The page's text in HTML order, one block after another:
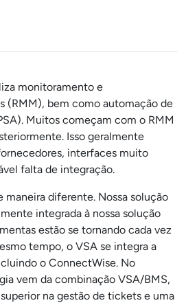
monitoramento e
(RMM), bem como automação de
Muitos começam com o RMM
Isso geralmente
interfaces muito
falta de integração.
maneira diferente. Nossa solução
integrada à nossa solução
estão se tornando cada vez
tempo, o VSA se integra a
o ConnectWise. No
vem da combinação VSA/BMS,
na gestão de tickets e uma